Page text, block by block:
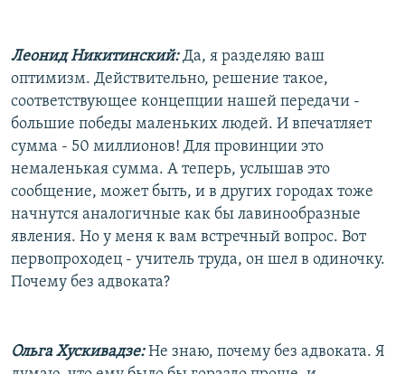
Леонид Никитинский:Да, я разделяю ваш
оптимизм. Действительно, решение такое,
соответствующее концепции нашей передачи -
большие победы маленьких людей. И впечатляет
сумма - 50 миллионов! Для провинции это
немаленькая сумма. А теперь, услышав это
сообщение, может быть, и в других городах тоже
начнутся аналогичные как бы лавинообразные
явления. Но у меня к вам встречный вопрос. Вот
первопроходец - учитель труда, он шел в одиночку.
Почему без адвоката?
Ольга Хускивадзе:Не знаю, почему без адвоката. Я